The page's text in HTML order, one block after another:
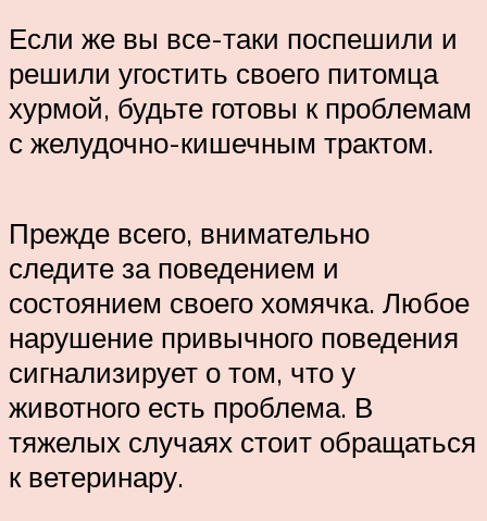
Если же вы все-таки поспешили и
решили угостить своего питомца
хурмой, будьте готовы к проблемам
с желудочно-кишечным трактом.
Прежде всего, внимательно
следите за поведением и
состоянием своего хомячка. Любое
нарушение привычного поведения
сигнализирует о том, что у
животного есть проблема. В
тяжелых случаях стоит обращаться
к ветеринару.